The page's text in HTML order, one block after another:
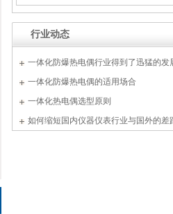
行业动态
一体化防爆热电偶行业得到了迅猛的发
一体化防爆热电偶的适用场合
一体化热电偶选型原则
如何缩短国内仪器仪表行业与国外的差